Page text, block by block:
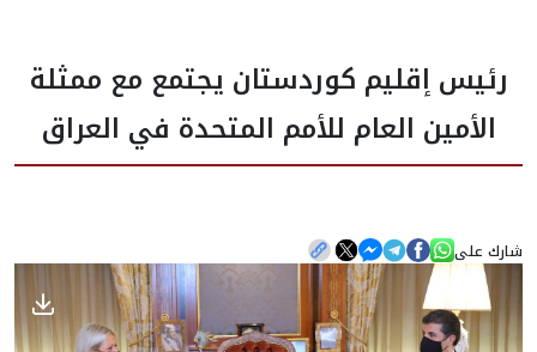
نواب الرئيس
طاقم الرئاسة
المؤسسات
الأخبار
رئيس إقليم كوردستان يجتمع مع ممثلة
الأمين العام للأمم المتحدة في العراق
شارك على